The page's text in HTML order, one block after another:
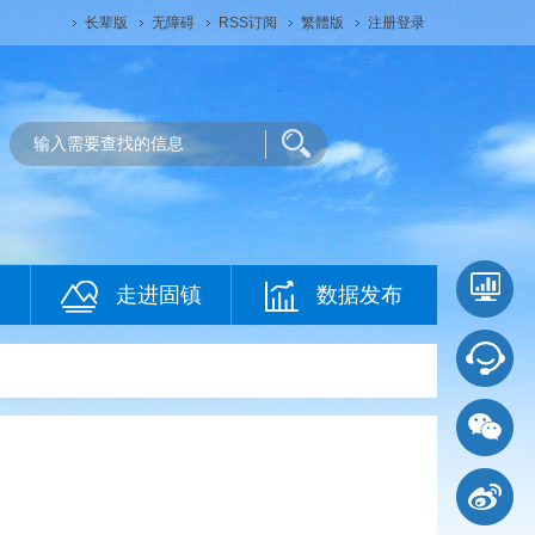
长辈版 无障碍 RSS订阅 繁體版 注册登录
走进固镇 数据发布